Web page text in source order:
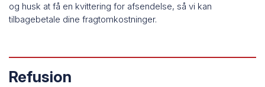
og husk at få en kvittering for afsendelse, så vi kan
tilbagebetale dine fragtomkostninger.
Refusion